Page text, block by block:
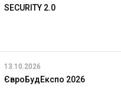
SECURITY 2.0
13.10.2026
ЄвроБудЕкспо 2026